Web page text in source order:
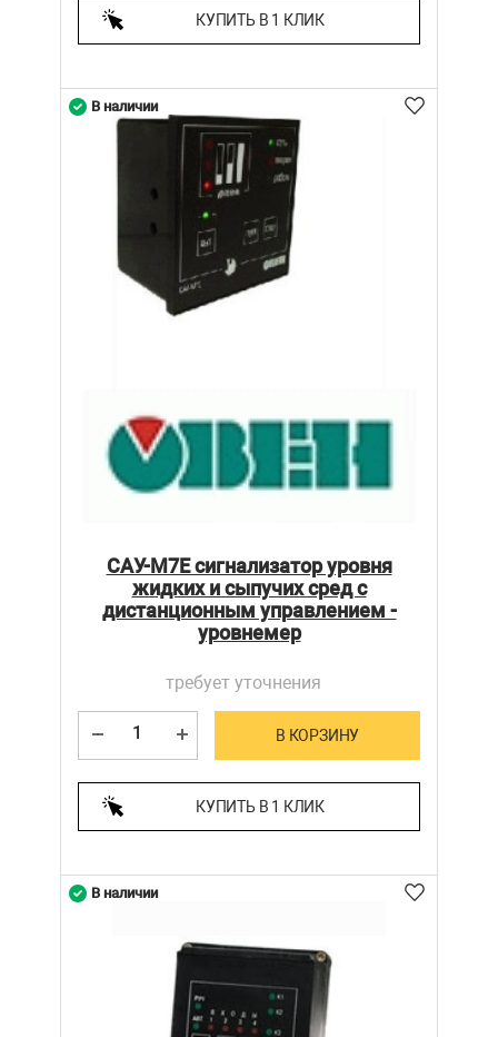
КУПИТЬ В 1 КЛИК
САУ-М7Е сигнализатор уровня
жидких и сыпучих сред с
дистанционным управлением -
уровнемер
требует уточнения
В КОРЗИНУ
КУПИТЬ В 1 КЛИК
В наличии
В наличии